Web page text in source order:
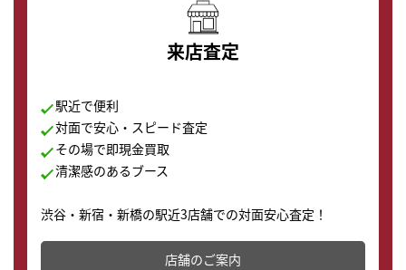
来店査定
駅近で便利
対面で安心・スピード査定
その場で即現金買取
清潔感のあるブース
渋谷・新宿・新橋の駅近3店舗での対面安心査定！
その場で現金買取致します。渋谷本店では、時計販売の
店舗を併設しており、下取りに出してお得に新しい時計
店舗のご案内